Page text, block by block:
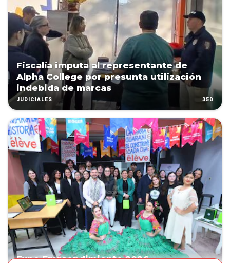
Fiscalía imputa al representante de
Alpha College por presunta utilización
indebida de marcas
JUDICIALES 35D
Expo Emprendimiento 2026